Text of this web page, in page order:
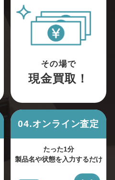
その場で
現金買取！
04.オンライン査定
たった1分
製品名や状態を入力するだけ